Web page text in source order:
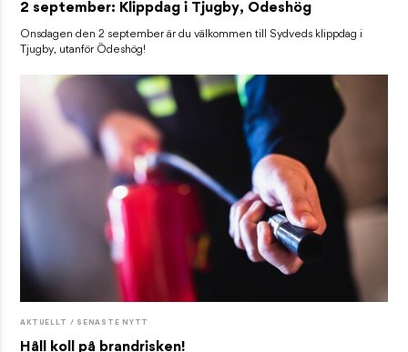
2 september: Klippdag i Tjugby, Ödeshög
Onsdagen den 2 september är du välkommen till Sydveds klippdag i
Tjugby, utanför Ödeshög!
AKTUELLT / SENASTE NYTT
Håll koll på brandrisken!